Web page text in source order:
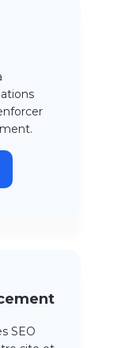
SEO